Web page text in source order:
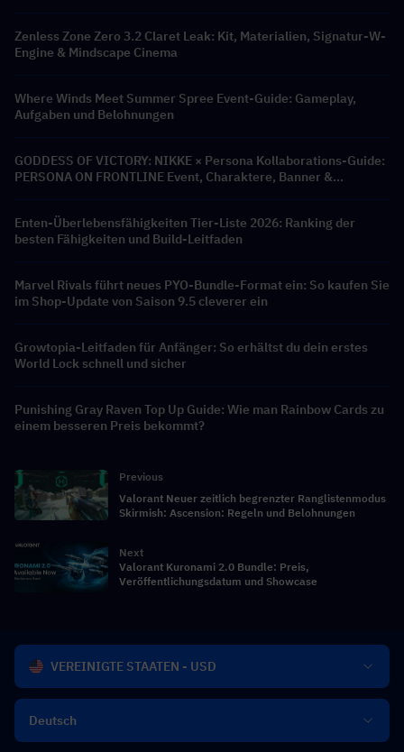
Zenless Zone Zero 3.2 Claret Leak: Kit, Materialien, Signatur-W-
Engine & Mindscape Cinema
Where Winds Meet Summer Spree Event-Guide: Gameplay,
Aufgaben und Belohnungen
GODDESS OF VICTORY: NIKKE × Persona Kollaborations-Guide:
PERSONA ON FRONTLINE Event, Charaktere, Banner &
Enten-Überlebensfähigkeiten Tier-Liste 2026: Ranking der
besten Fähigkeiten und Build-Leitfaden
Marvel Rivals führt neues PYO-Bundle-Format ein: So kaufen Sie
im Shop-Update von Saison 9.5 cleverer ein
Growtopia-Leitfaden für Anfänger: So erhältst du dein erstes
World Lock schnell und sicher
Punishing Gray Raven Top Up Guide: Wie man Rainbow Cards zu
einem besseren Preis bekommt?
Previous
Valorant Neuer zeitlich begrenzter Ranglistenmodus
Skirmish: Ascension: Regeln und Belohnungen
Next
Valorant Kuronami 2.0 Bundle: Preis,
Veröffentlichungsdatum und Showcase
VEREINIGTE STAATEN - USD
Deutsch